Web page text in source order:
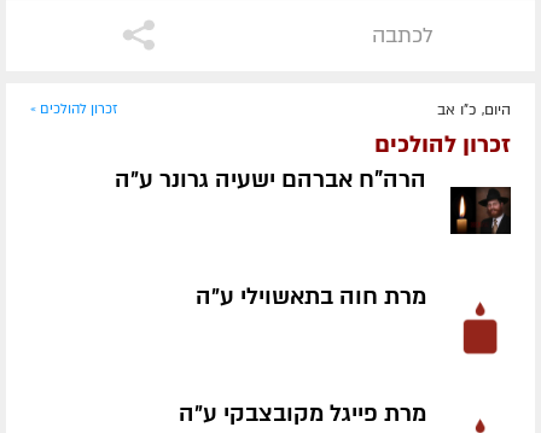
לכתבה
היום, כ"ו אב זכרון להולכים »
זכרון להולכים
הרה"ח אברהם ישעיה גרונר ע״ה
מרת חוה בתאשוילי ע״ה
מרת פייגל מקובצבקי ע״ה